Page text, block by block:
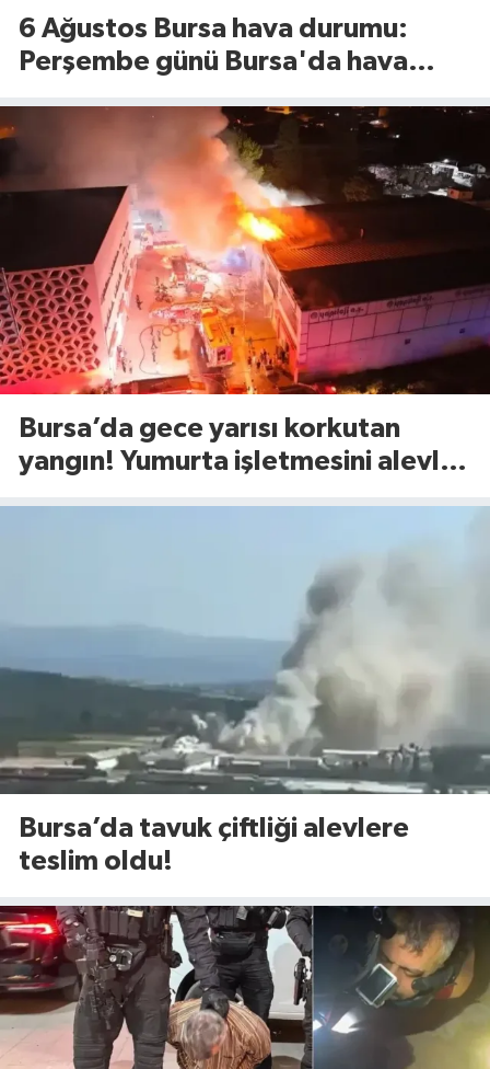
6 Ağustos Bursa hava durumu:
Perşembe günü Bursa'da hava
Bursa’da gece yarısı korkutan
yangın! Yumurta işletmesini alevler
Bursa’da tavuk çiftliği alevlere
teslim oldu!